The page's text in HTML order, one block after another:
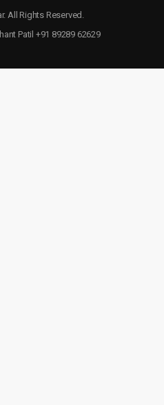
All Rights Reserved.
Patil +91 89289 62629